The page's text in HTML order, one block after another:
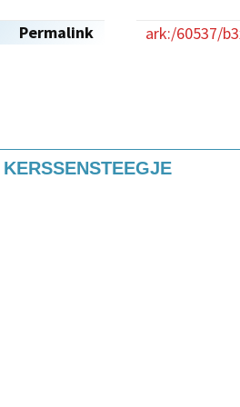
Permalink ark:/60537/
Viewer